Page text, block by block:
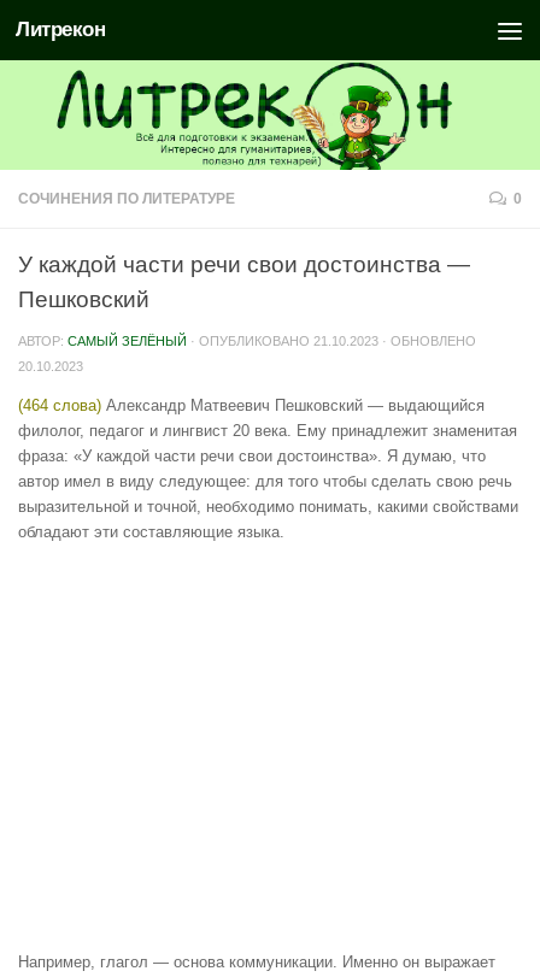
Литрекон
СОЧИНЕНИЯ ПО ЛИТЕРАТУРЕ 0
У каждой части речи свои достоинства —
Пешковский
АВТОР: САМЫЙ ЗЕЛЁНЫЙ · ОПУБЛИКОВАНО 21.10.2023 · ОБНОВЛЕНО
20.10.2023
(464 слова) Александр Матвеевич Пешковский — выдающийся
филолог, педагог и лингвист 20 века. Ему принадлежит знаменитая
фраза: «У каждой части речи свои достоинства». Я думаю, что
автор имел в виду следующее: для того чтобы сделать свою речь
выразительной и точной, необходимо понимать, какими свойствами
обладают эти составляющие языка.
Например, глагол — основа коммуникации. Именно он выражает